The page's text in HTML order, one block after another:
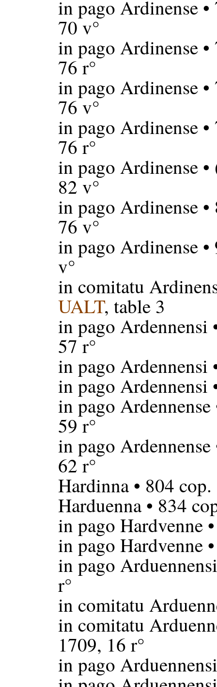
in pago Ardinense•
70 v°
in pago Ardinense•
76 r°
in pago Ardinense•
76 v°
in pago Ardinense•
76 r°
in pago Ardinense•
82 v°
in pago Ardinense•
76 v°
in pago Ardinense•
v°
in comitatu
UALT, table 3
in pago Ardennensi
57 r°
in pago Ardennensi
in pago Ardennensi
in pago Ardennense
59 r°
in pago Ardennense
62 r°
Hardinna• 804
Harduenna• 834
in pago Hardvenne
in pago Hardvenne
in pago Arduennensi
r°
in comitatu
in comitatu
1709, 16 r°
in pago Arduennensi